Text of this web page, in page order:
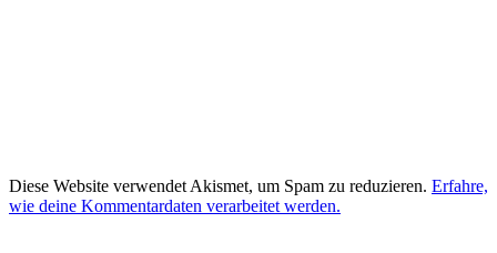
Diese Website verwendet Akismet, um Spam zu reduzieren. Erfahre,
wie deine Kommentardaten verarbeitet werden.